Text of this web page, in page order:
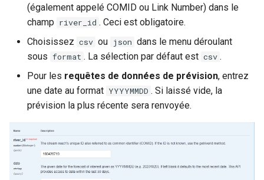
(également appelé COMID ou Link Number) dans le
champ river_id . Ceci est obligatoire.
Choisissez csv ou json dans le menu déroulant
sous format . La sélection par défaut est csv .
Pour les requêtes de données de prévision, entrez
une date au format YYYYMMDD . Si laissé vide, la
prévision la plus récente sera renvoyée.